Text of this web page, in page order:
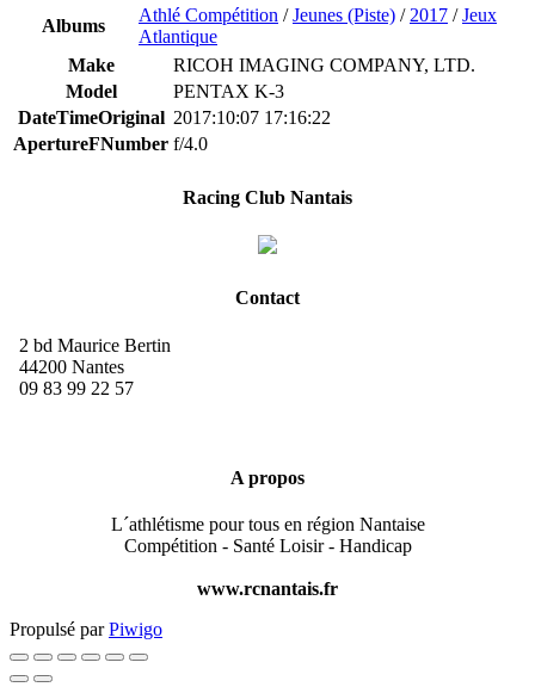
Albums
Athlé Compétition /Jeunes (Piste) / 2017 /Jeux
Atlantique
Make
RICOH IMAGING COMPANY, LTD.
Model
PENTAX K-3
DateTimeOriginal 2017:10:07 17:16:22
ApertureFNumber f/4.0
Racing Club Nantais
Contact
2 bd Maurice Bertin
44200 Nantes
09 83 99 22 57
A propos
L´athlétisme pour tous en région Nantaise
Compétition - Santé Loisir - Handicap
www.rcnantais.fr
Propulsé parPiwigo